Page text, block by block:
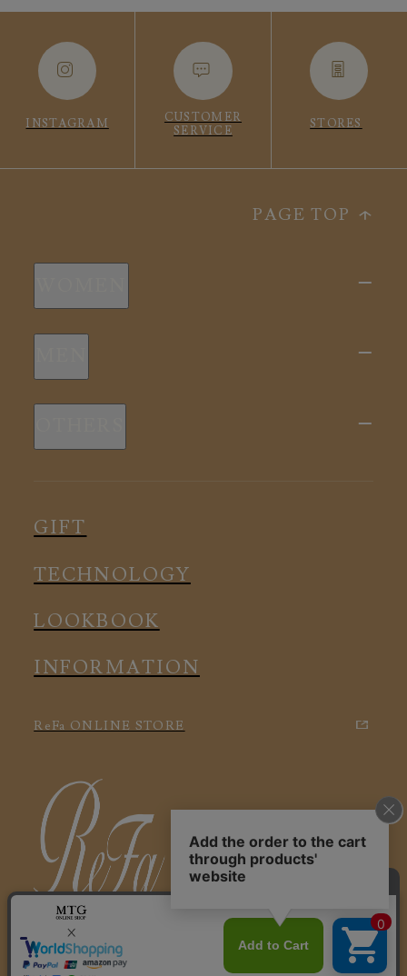
INSTAGRAM
CUSTOMER
SERVICE
STORES
PAGE TOP
新商品
スリープウェア
ルームウェア
アクセサリー
新商品
ルームウェア
アクセサリー
GIFT
TECHNOLOGY
LOOKBOOK
INFORMATION
ReFa ONLINE STORE
特定商取引に関する法律に基づく表記 利用規約
会社概要
個人情報保護方針